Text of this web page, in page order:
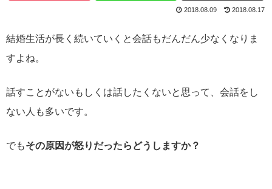
2018.08.17
2018.08.09
結婚生活が長く続いていくと会話もだんだん少なくなりま
すよね。
話すことがないもしくは話したくないと思って、会話をし
ない人も多いです。
でもその原因が怒りだったらどうしますか？